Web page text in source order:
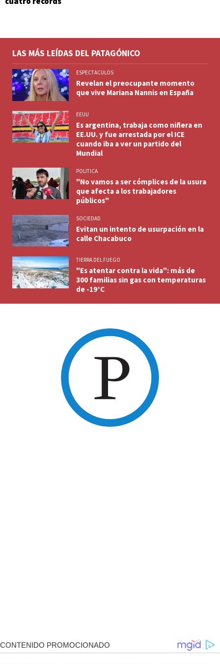
LAS MÁS LEÍDAS DEL PATAGÓNICO
ESPECTACULOS
Revelan el preocupante momento
que vive Mariana Nannis en España
EEUU
Es argentina, trabaja como niñera en
EE.UU. y fue arrestada por el ICE
cuando iba a ver un partido del
Mundial
POLITICA
"No vamos a ser cómplices de la usura
que afecta a los trabajadores
públicos"
SOCIEDAD
Evitan un intento de usurpación en la
calle Chacabuco
TIERRA DEL FUEGO
"Es atentar contra la vida": más de
300 familias sin gas con temperaturas
de -19°C